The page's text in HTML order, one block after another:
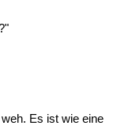
Es ist wie eine